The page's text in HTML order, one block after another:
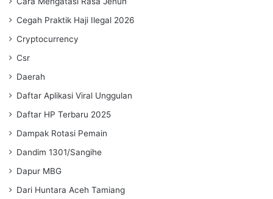
Cegah Praktik Haji Ilegal 2026
Cryptocurrency
Csr
Daerah
Daftar Aplikasi Viral Unggulan
Daftar HP Terbaru 2025
Dampak Rotasi Pemain
Dandim 1301/Sangihe
Dapur MBG
Dari Huntara Aceh Tamiang